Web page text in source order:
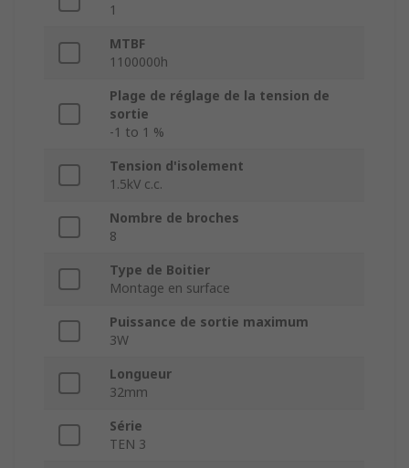
1
MTBF
1100000h
Plage de réglage de la tension de
sortie
-1 to 1 %
Tension d'isolement
1.5kV c.c.
Nombre de broches
8
Type de Boitier
Montage en surface
Puissance de sortie maximum
3W
Longueur
32mm
Série
TEN 3